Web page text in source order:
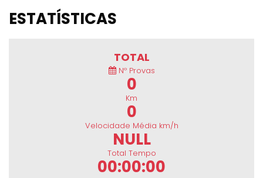
ESTATÍSTICAS
TOTAL
Nº Provas
0
Km
0
Velocidade Média km/h
NULL
Total Tempo
00:00:00